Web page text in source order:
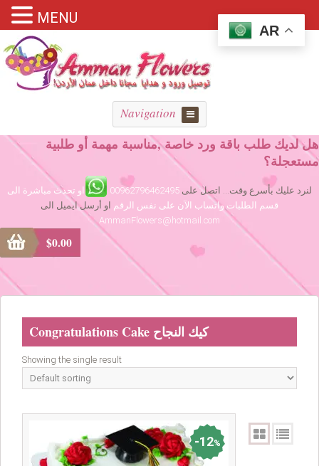
Navigation
هل لديك طلب باقة ورد خاصة ,مناسبة مهمة أو طلبية
مستعجلة؟
لنرد عليك بأسرع وقت... اتصل على 00962796462495
او تحدث مباشرة الى
قسم الطلبات واتساب الآن على نفس الرقم او أرسل ايميل الى
AmmanFlowers@hotmail.com
$0.00
Congratulations Cake كيك النجاح
Showing the single result
12%
AR
MENU